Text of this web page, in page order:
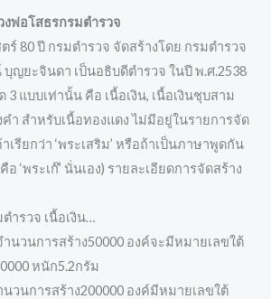
งพ่อโสธรกรมตำรวจ
ร์ 80 ปี กรมตำรวจ จัดสร้างโดย กรมตำรวจ
ญยะจินดา เป็นอธิบดีตำรวจ ในปี พ.ศ.2538
แบบเท่านั้น คือ เนื้อเงิน, เนื้อเงินชุบสาม
ำ สำหรับเนื้อทองแดง ไม่มีอยู่ในรายการจัด
เรียกว่า ‘พระเสริม’ หรือถ้าเป็นภาษาพูดกัน
‘พระเก๊’ นั่นเอง) รายละเอียดการจัดสร้าง
ำรวจ เนื้อเงิน…
นวนการสร้าง50000 องค์จะมีหมายเลขใต้
หนัก5.2กรัม
วนการสร้าง200000 องค์มีหมายเลขใต้